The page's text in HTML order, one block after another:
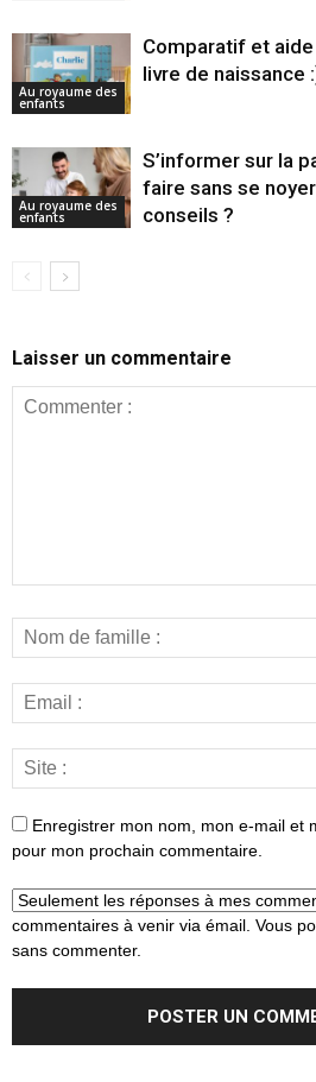
Au royaume des
enfants
Comparatif et
livre de naissance
Au royaume des
enfants
S’informer sur la
faire sans se
conseils ?
Laisser un commentaire
Enregistrer mon nom, mon e-mail et
pour mon prochain commentaire.
commentaires à venir via émail. Vous
sans commenter.